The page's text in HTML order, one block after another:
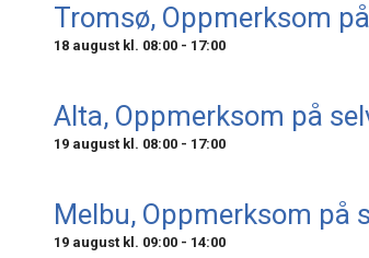
Tromsø, Oppmerksom
18 august kl. 08:00 - 17:00
Alta, Oppmerksom på
19 august kl. 08:00 - 17:00
Melbu, Oppmerksom på
19 august kl. 09:00 - 14:00